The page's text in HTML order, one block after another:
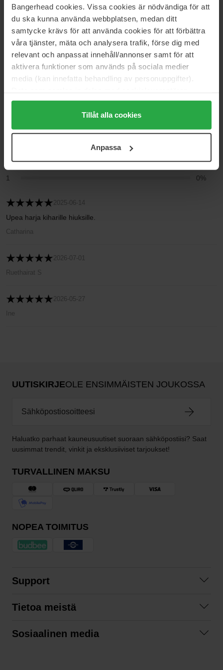
Bangerhead cookies. Vissa cookies är nödvändiga för att
du ska kunna använda webbplatsen, medan ditt
samtycke krävs för att använda cookies för att förbättra
våra tjänster, mäta och analysera trafik, förse dig med
relevant och anpassat innehåll/annonser samt för att
aktivera funktioner som används på sociala medier
media (kan innefatta behandling av personuppgifter).
Genom att trycka på "Tillåt alla cookies" accepterar du
alla cookies, medan du under "Detaljer" kan anpassa
användningen av cookies. Du kan när som helst återkalla
samt vår Integritetspolicy.
Tillåt alla cookies
Anpassa
Arvostelut (3)Kysymykset ja vastaukset (0)
5
0%
0%
1
0%
2025-06-14
Upea harja kiharille hiuksille.
Catharina
2026-07-01
Ruethairat S
2026-05-27
Ine
UUTISKIRJEOLE ENSIMMÄISTEN JOUKOSSA
Haluatko parhaat kauneusuutiset suoraan sähköpostiisi? Saat
uusimmat trendit, vinkit ja eksklusiiviset tarjoukset!
TURVALLINEN MAKSU
NOPEA TOIMITUS
Support
Tilausehdot
Tietoa meistä
Sosiaalinen media